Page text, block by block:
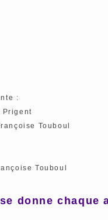
:
Prigent
Touboul
Touboul
donne chaque